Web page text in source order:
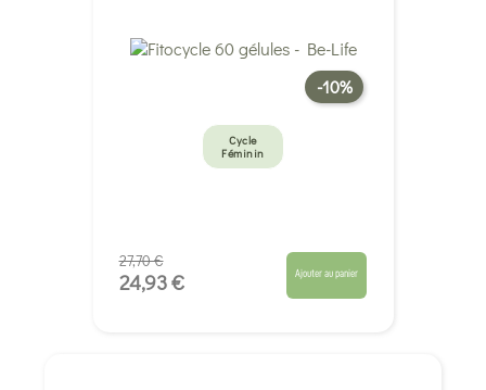
-10%
Cycle
Féminin
27,70 €
24,93 € Ajouter au panier